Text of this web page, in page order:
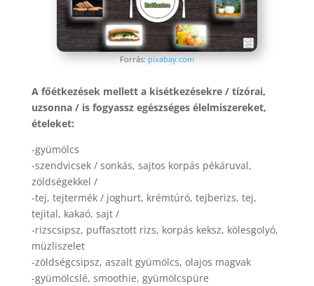
Forrás:pixabay.com
A főétkezések mellett a kisétkezésekre / tízórai,
uzsonna / is fogyassz egészséges élelmiszereket,
ételeket:
-gyümölcs
-szendvicsek / sonkás, sajtos korpás pékáruval,
zöldségekkel /
-tej, tejtermék / joghurt, krémtúró, tejberizs, tej,
tejital, kakaó, sajt /
-rizscsipsz, puffasztott rizs, korpás keksz, kölesgolyó,
müzliszelet
-zöldségcsipsz, aszalt gyümölcs, olajos magvak
-gyümölcslé, smoothie, gyümölcspüre